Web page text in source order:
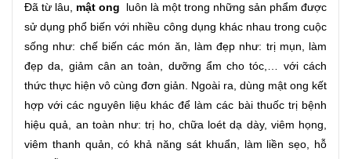
Đã từ lâu, mật ong luôn là một trong những sản phẩm được
sử dụng phổ biến với nhiều công dụng khác nhau trong cuộc
sống như: chế biến các món ăn, làm đẹp như: trị mụn, làm
đẹp da, giảm cân an toàn, dưỡng ẩm cho tóc,… với cách
thức thực hiện vô cùng đơn giản. Ngoài ra, dùng mật ong kết
hợp với các nguyên liệu khác để làm các bài thuốc trị bệnh
hiệu quả, an toàn như: trị ho, chữa loét dạ dày, viêm họng,
viêm thanh quản, có khả năng sát khuẩn, làm liền sẹo, hỗ